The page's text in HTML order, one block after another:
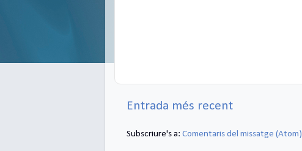
Entrada més recent
Subscriure's a: Comentaris del missatge (Atom)